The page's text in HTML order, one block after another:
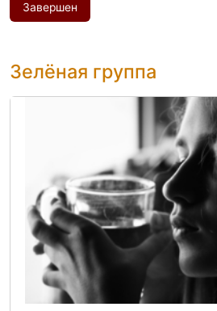
Завершен
Зелёная группа